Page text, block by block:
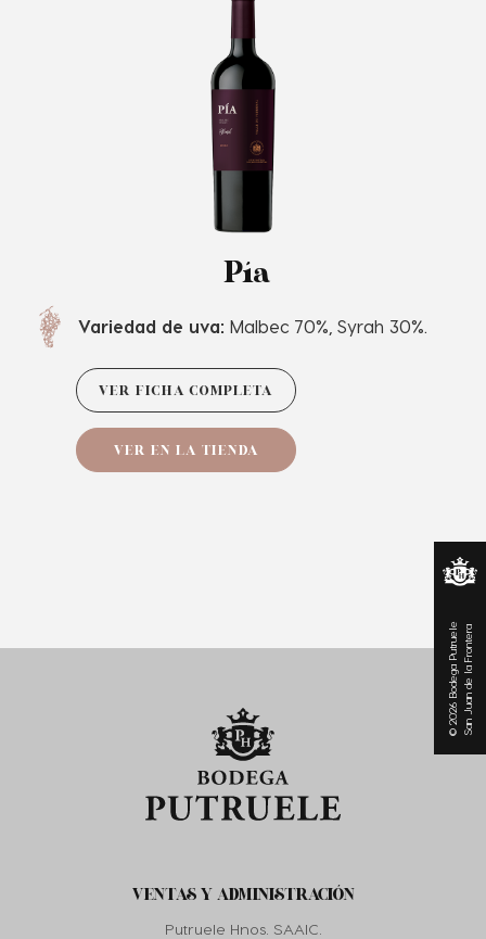
Pía
Variedad de uva: Malbec 70%, Syrah 30%.
VER FICHA COMPLETA
VER EN LA TIENDA
VENTAS Y ADMINISTRACIÓN
Putruele Hnos. SAAIC.
© 2026 Bodega PutrueleSan Juan de la Frontera